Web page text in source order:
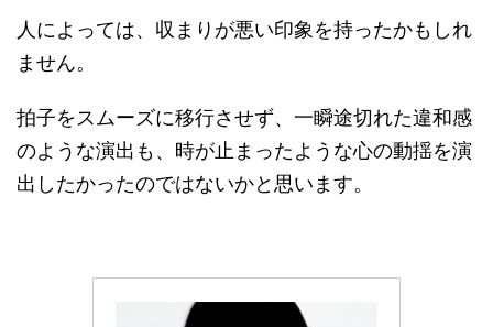
人によっては、収まりが悪い印象を持ったかもしれ
ません。
拍子をスムーズに移行させず、一瞬途切れた違和感
のような演出も、時が止まったような心の動揺を演
出したかったのではないかと思います。